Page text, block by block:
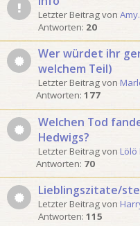
Letzter Beitrag von
Antworten: 20
Wer würdet ihr
welchem Teil)
Letzter Beitrag von
Antworten: 177
Welchen Tod
Hedwigs?
Letzter Beitrag von Lölö
Antworten: 70
Lieblingszitate/
Letzter Beitrag von
Antworten: 115